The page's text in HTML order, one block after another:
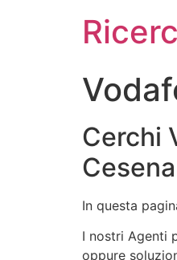
Cerchi
Cesena
In questa
I nostri Agenti
oppure